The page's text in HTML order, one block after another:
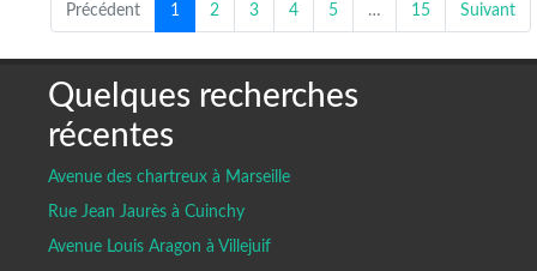
Précédent 1 2 3 4 5 … 15 Suivant
Quelques recherches
récentes
Avenue des chartreux à Marseille
Rue Jean Jaurès à Cuinchy
Avenue Louis Aragon à Villejuif